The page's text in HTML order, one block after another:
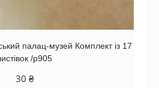
палац-музей Комплект із 17
/р905
30 ₴